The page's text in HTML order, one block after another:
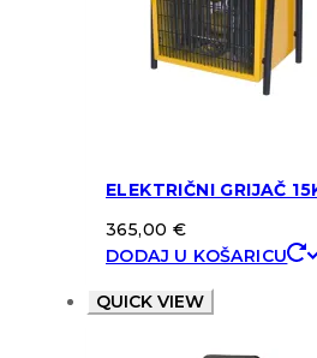
ELEKTRIČNI GRIJAČ
365,00 €
DODAJ U KOŠARICU
QUICK VIEW